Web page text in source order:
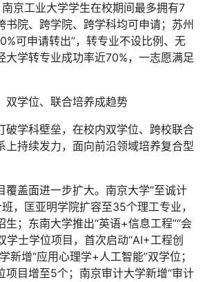
京工业大学学生在校期间最多拥有7
书院、跨学院、跨学科均可申请；苏州
可申请转出”，转专业不设比例、无
大学转专业成功率近70%，一志愿满足
学位、联合培养成趋势
学科壁垒，在校内双学位、跨校联合
上持续发力，面向前沿领域培养复合型
盖面进一步扩大。南京大学“至诚计
，匡亚明学院扩容至35个理工专业，
生；东南大学推出“英语+信息工程”“会
学士学位项目，首次启动“AI+工程创
新增“应用心理学+人工智能”双学位；
项目增至5个；南京审计大学新增“审计